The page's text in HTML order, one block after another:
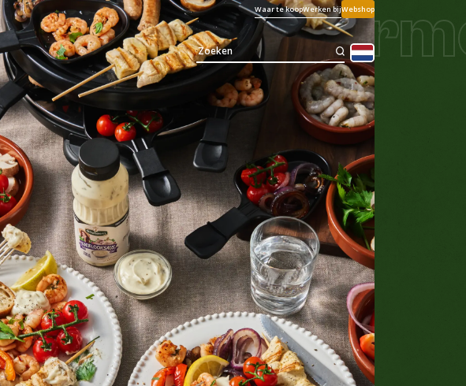
Waar te koopWerken bijWebshop
op de